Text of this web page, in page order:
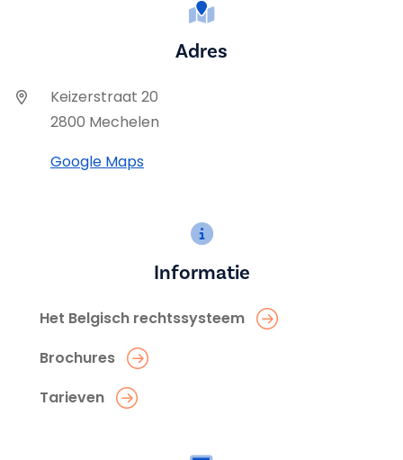
Adres
Keizerstraat 20
2800 Mechelen
Google Maps
Informatie
Het Belgisch rechtssysteem
Brochures
Tarieven